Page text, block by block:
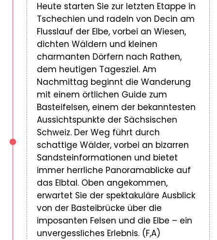
Heute starten Sie zur letzten Etappe in
Tschechien und radeln von Decin am
Flusslauf der Elbe, vorbei an Wiesen,
dichten Wäldern und kleinen
charmanten Dörfern nach Rathen,
dem heutigen Tagesziel. Am
Nachmittag beginnt die Wanderung
mit einem örtlichen Guide zum
Basteifelsen, einem der bekanntesten
Aussichtspunkte der Sächsischen
Schweiz. Der Weg führt durch
schattige Wälder, vorbei an bizarren
Sandsteinformationen und bietet
immer herrliche Panoramablicke auf
das Elbtal. Oben angekommen,
erwartet Sie der spektakuläre Ausblick
von der Basteibrücke über die
imposanten Felsen und die Elbe – ein
unvergessliches Erlebnis. (F,A)